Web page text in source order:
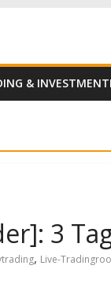
&
3
, Live-